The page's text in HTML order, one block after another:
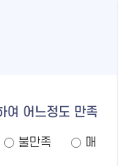
여 어느정도 만족
불만족
매